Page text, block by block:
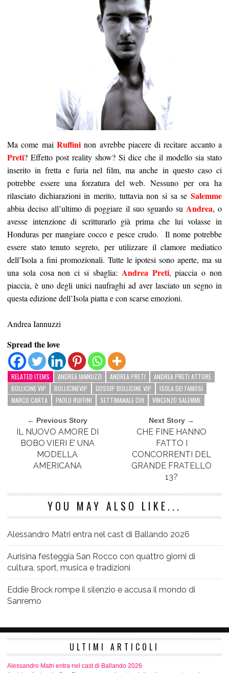
Ma come maiRuffininon avrebbe piacere di recitare accanto a
Preti? Effetto post reality show? Si dice che il modello sia stato
inserito in fretta e furia nel film, ma anche in questo caso ci
potrebbe essere una forzatura del web. Nessuno per ora ha
rilasciato dichiarazioni in merito, tuttavia non si sa se Salemme
abbia deciso all’ultimo di poggiare il suo sguardo suAndrea, o
avesse intenzione di scritturarlo già prima che lui volasse in
Honduras per mangiare cocco e pesce crudo. Il nome potrebbe
essere stato tenuto segreto, per utilizzare il clamore mediatico
dell’Isola a fini promozionali. Tutte le ipotesi sono aperte, ma su
una sola cosa non ci si sbaglia: Andrea Preti, piaccia o non
piaccia, è uno degli unici naufraghi ad aver lasciato un segno in
questa edizione dell’Isola piatta e con scarse emozioni.
Andrea Iannuzzi
Spread the love
RELATED ITEMS ANDREA IANNUZZI ANDREA PRETI
ANDREA PRETI ATTORE
BOLLICINE VIP
BOLLICINEVIP GOSSIP BOLLICINE VIP
ISOLA DEI FAMOSI
MARCO CARTA
PAOLO RUFFINI SETTIMANALE CHI VINCENZO SALEMME
← Previous Story
IL NUOVO AMORE DI
BOBO VIERI E’ UNA
MODELLA
AMERICANA
Next Story →
CHE FINE HANNO
FATTO I
CONCORRENTI DEL
GRANDE FRATELLO
13?
YOU MAY ALSO LIKE...
Alessandro Matri entra nel cast di Ballando 2026
Aurisina festeggia San Rocco con quattro giorni di
cultura, sport, musica e tradizioni
Eddie Brock rompe il silenzio e accusa il mondo di
Sanremo
ULTIMI ARTICOLI
Alessandro Matri entra nel cast di Ballando 2026